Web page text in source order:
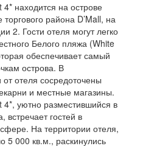
находится на острове
района D’Mall, на
2. Гости отеля могут легко
Белого пляжа (White
обеспечивает самый
острова. В
от отеля сосредоточены
и местные магазины.
уютно разместившийся в
встречает гостей в
На территории отеля,
000 кв.м., раскинулись